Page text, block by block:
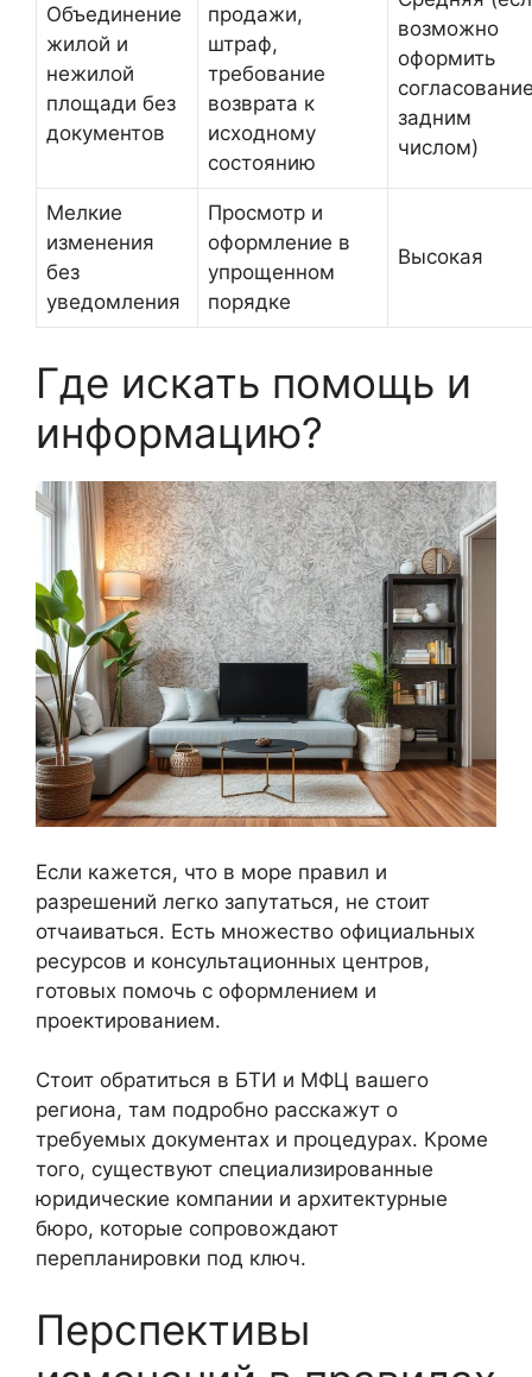
Объединение
жилой и
нежилой
площади без
документов
продажи,
штраф,
требование
возврата к
исходному
состоянию
возможно
оформить
задним
числом)
Мелкие
изменения
без
уведомления
Просмотр и
оформление в
упрощенном
порядке
Высокая
Где искать помощь и
информацию?
Если кажется, что в море правил и
разрешений легко запутаться, не стоит
отчаиваться. Есть множество официальных
ресурсов и консультационных центров,
готовых помочь с оформлением и
проектированием.
Стоит обратиться в БТИ и МФЦ вашего
региона, там подробно расскажут о
требуемых документах и процедурах. Кроме
того, существуют специализированные
юридические компании и архитектурные
бюро, которые сопровождают
перепланировки под ключ.
Перспективы